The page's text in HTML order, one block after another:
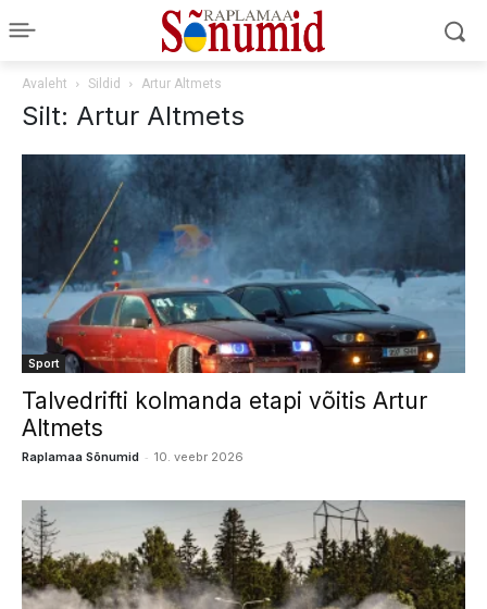
Avaleht Sildid Artur Altmets
Silt: Artur Altmets
Sport
Talvedrifti kolmanda etapi võitis Artur
Altmets
Raplamaa Sõnumid - 10. veebr 2026